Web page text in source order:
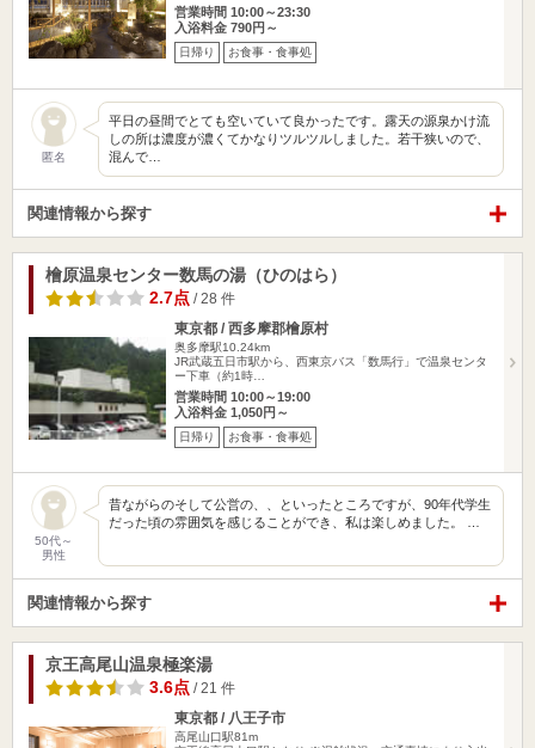
営業時間 10:00～23:30
入浴料金 790円～
日帰り お食事・食事処
匿名
平日の昼間でとても空いていて良かったです。露天の源泉かけ流
しの所は濃度が濃くてかなりツルツルしました。若干狭いので、
混んで…
関連情報から探す
檜原温泉センター数馬の湯（ひのはら）
2.7点 / 28 件
東京都 / 西多摩郡檜原村
奥多摩駅10.24km
JR武蔵五日市駅から、西東京バス「数馬行」で温泉センタ
ー下車（約1時…
営業時間 10:00～19:00
入浴料金 1,050円～
日帰り お食事・食事処
50代～
男性
昔ながらのそして公営の、、といったところですが、90年代学生
だった頃の雰囲気を感じることができ、私は楽しめました。 …
関連情報から探す
京王高尾山温泉極楽湯
3.6点 / 21 件
東京都 / 八王子市
高尾山口駅81m